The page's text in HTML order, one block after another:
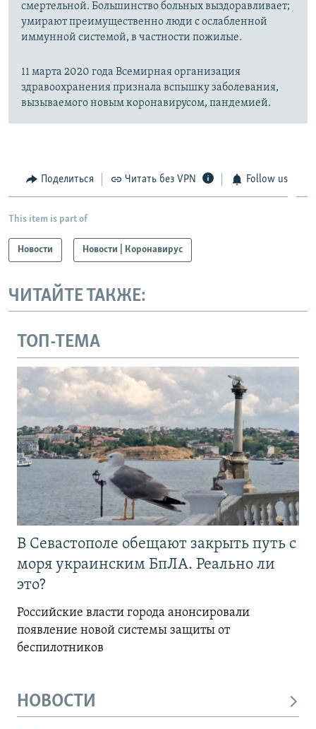
смертельной. Большинство больных выздоравливает;
умирают преимущественно люди с ослабленной
иммунной системой, в частности пожилые.
11 марта 2020 года Всемирная организация
здравоохранения признала вспышку заболевания,
вызываемого новым коронавирусом, пандемией.
Поделиться Читать без VPN Follow us
This item is part of
Новости Новости | Коронавирус
ЧИТАЙТЕ ТАКЖЕ:
ТОП-ТЕМА
В Севастополе обещают закрыть путь с
моря украинским БпЛА. Реально ли
это?
Российские власти города анонсировали
появление новой системы защиты от
беспилотников
НОВОСТИ